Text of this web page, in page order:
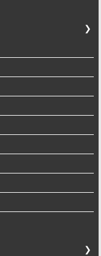
❯
❯